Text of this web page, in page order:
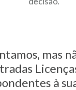
mas
à